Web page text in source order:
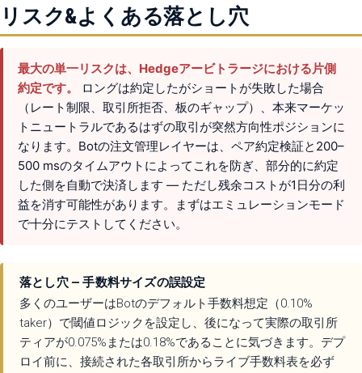
リスク&よくある落とし穴
最大の単一リスクは、Hedgeアービトラージにおける片側
約定です。
ロングは約定したがショートが失敗した場合
（レート制限、取引所拒否、板のギャップ）、本来マーケッ
トニュートラルであるはずの取引が突然方向性ポジションに
なります。Botの注文管理レイヤーは、ペア約定検証と200–
500 msのタイムアウトによってこれを防ぎ、部分的に約定
した側を自動で決済します — ただし残余コストが1日分の利
益を消す可能性があります。まずはエミュレーションモード
で十分にテストしてください。
落とし穴 — 手数料サイズの誤設定
多くのユーザーはBotのデフォルト手数料想定（0.10%
taker）で閾値ロジックを設定し、後になって実際の取引所
ティアが0.075%または0.18%であることに気づきます。デプ
ロイ前に、接続された各取引所からライブ手数料表を必ず